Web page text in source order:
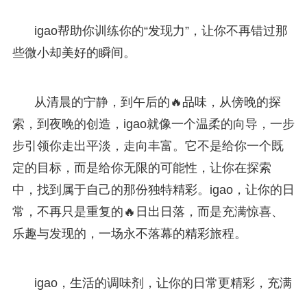
igao帮助你训练你的“发现力”，让你不再错过那
些微小却美好的瞬间。
从清晨的宁静，到午后的🔥品味，从傍晚的探
索，到夜晚的创造，igao就像一个温柔的向导，一步
步引领你走出平淡，走向丰富。它不是给你一个既
定的目标，而是给你无限的可能性，让你在探索
中，找到属于自己的那份独特精彩。igao，让你的日
常，不再只是重复的🔥日出日落，而是充满惊喜、
乐趣与发现的，一场永不落幕的精彩旅程。
igao，生活的调味剂，让你的日常更精彩，充满